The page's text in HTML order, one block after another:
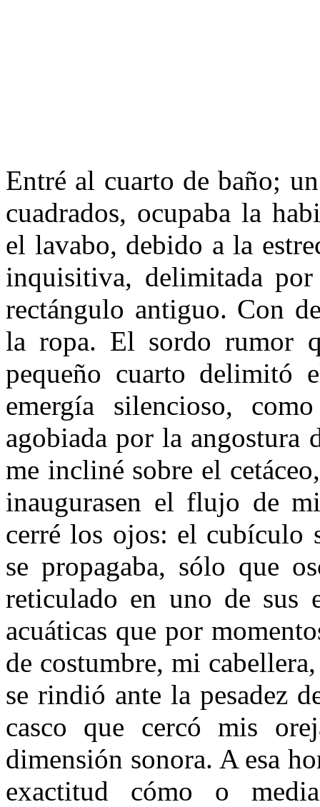
Entré al cuarto de baño;
cuadrados, ocupaba la
el lavabo, debido a la
inquisitiva, delimitada
rectángulo antiguo. Con
la ropa. El sordo rumor
pequeño cuarto delimitó
emergía silencioso,
agobiada por la angostura
me incliné sobre el
inaugurasen el flujo de
cerré los ojos: el cubículo
se propagaba, sólo que
reticulado en uno de sus
acuáticas que por
de costumbre, mi
se rindió ante la pesadez
casco que cercó mis
dimensión sonora. A esa
exactitud cómo o